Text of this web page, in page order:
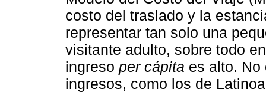
costo del traslado y la
representar tan solo una
visitante adulto, sobre todo
ingreso per cápita es alto. No
ingresos, como los de